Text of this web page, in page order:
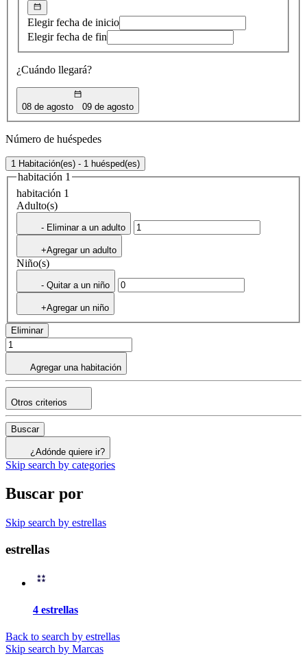
Elegir fecha de inicio
Elegir fecha de fin
¿Cuándo llegará?
08 de agosto 09 de agosto
Número de huéspedes
1 Habitación(es) - 1 huésped(es)
habitación 1
habitación 1
Adulto(s)
- Eliminar a un adulto
+Agregar un adulto
Niño(s)
- Quitar a un niño
+Agregar un niño
Eliminar
Agregar una habitación
Otros criterios
Buscar
¿Adónde quiere ir?
Skip search by categories
Buscar por
Skip search by estrellas
estrellas
4 estrellas
Back to search by estrellas
Skip search by Marcas